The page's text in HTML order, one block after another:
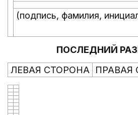
(подпись, фамилия,
ПОСЛЕДНИЙ
ЛЕВАЯ СТОРОНА
ПРАВАЯ